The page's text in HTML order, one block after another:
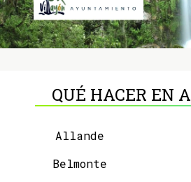
QUÉ HACER EN
Allande
Belmonte